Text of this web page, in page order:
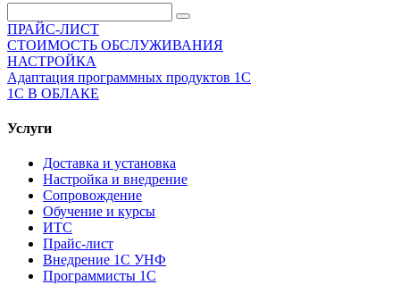
ПРАЙС-ЛИСТ
СТОИМОСТЬ ОБСЛУЖИВАНИЯ
НАСТРОЙКА
Адаптация программных продуктов 1С
1С В ОБЛАКЕ
Услуги
Доставка и установка
Настройка и внедрение
Сопровождение
Обучение и курсы
ИТС
Прайс-лист
Внедрение 1С УНФ
Программисты 1С